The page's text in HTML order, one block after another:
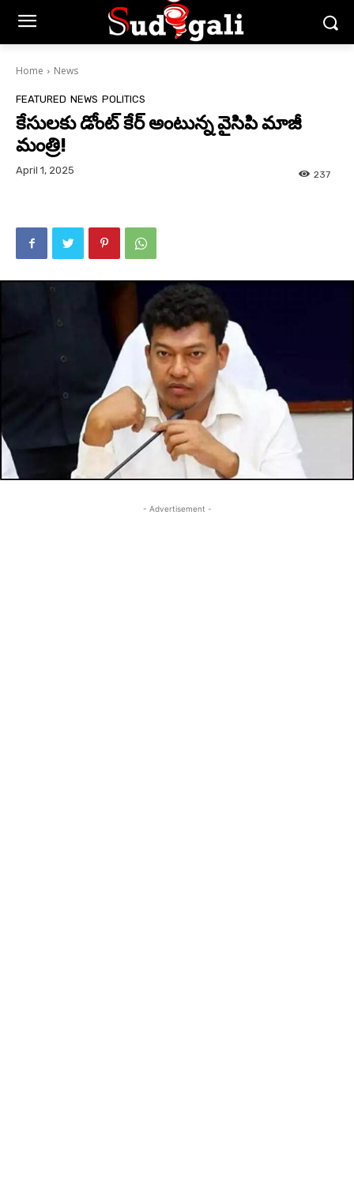
Home News
FEATURED NEWS POLITICS
కేసులకు డోంట్ కేర్ అంటున్న వైసిపి మాజీ
మంత్రి!
April 1, 2025 237
- Advertisement -